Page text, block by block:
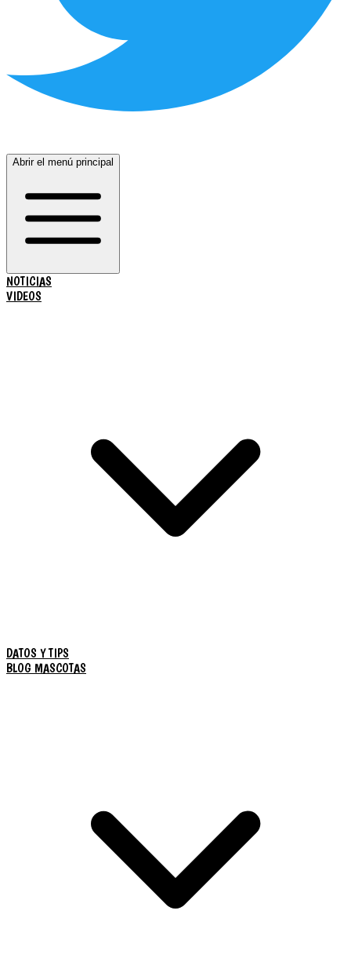
Abrir el menú principal
NOTICIAS
VIDEOS
DATOS Y TIPS
BLOG MASCOTAS